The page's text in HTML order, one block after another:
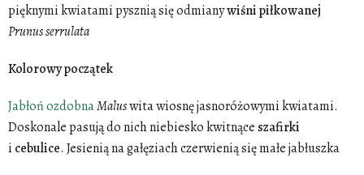
pięknymi kwiatami pysznią się odmianywiśnipiłkowanej
Prunusserrulata
Kolorowy początek
Jabłoń ozdobnaMaluswita wiosnę jasnoróżowymi kwiatami.
Doskonale pasują do nich niebiesko kwitnące szafirki
i cebulice. Jesienią na gałęziach czerwienią się małe jabłuszka